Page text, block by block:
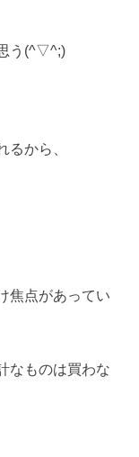
う(^▽^;)
るから、
焦点があってい
なものは買わな